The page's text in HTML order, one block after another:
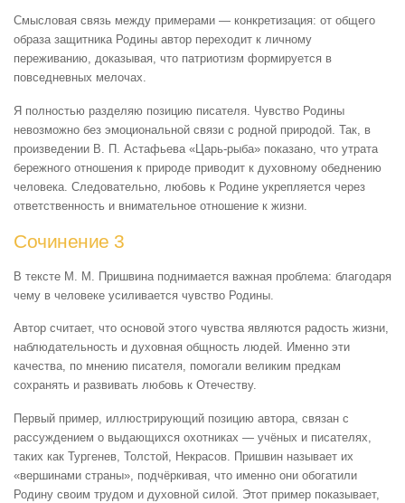
Смысловая связь между примерами — конкретизация: от общего
образа защитника Родины автор переходит к личному
переживанию, доказывая, что патриотизм формируется в
повседневных мелочах.
Я полностью разделяю позицию писателя. Чувство Родины
невозможно без эмоциональной связи с родной природой. Так, в
произведении В. П. Астафьева «Царь-рыба» показано, что утрата
бережного отношения к природе приводит к духовному обеднению
человека. Следовательно, любовь к Родине укрепляется через
ответственность и внимательное отношение к жизни.
Сочинение 3
В тексте М. М. Пришвина поднимается важная проблема: благодаря
чему в человеке усиливается чувство Родины.
Автор считает, что основой этого чувства являются радость жизни,
наблюдательность и духовная общность людей. Именно эти
качества, по мнению писателя, помогали великим предкам
сохранять и развивать любовь к Отечеству.
Первый пример, иллюстрирующий позицию автора, связан с
рассуждением о выдающихся охотниках — учёных и писателях,
таких как Тургенев, Толстой, Некрасов. Пришвин называет их
«вершинами страны», подчёркивая, что именно они обогатили
Родину своим трудом и духовной силой. Этот пример показывает,